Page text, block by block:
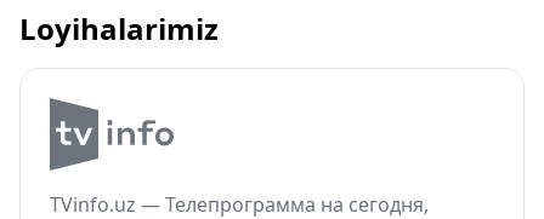
Loyihalarimiz
TVinfo.uz — Телепрограмма на сегодня,